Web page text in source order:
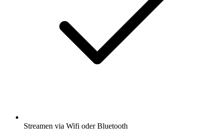
Streamen via Wifi oder Bluetooth